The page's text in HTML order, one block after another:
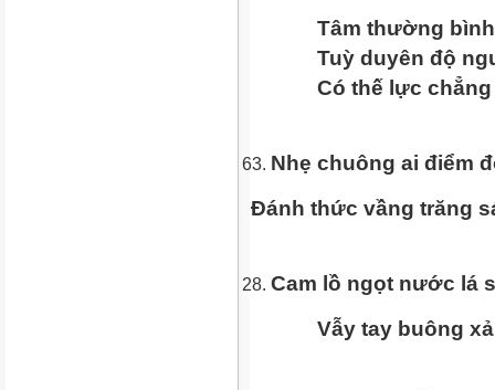
Tâm thường bình
Tuỳ duyên độ
Có thế lực chẳng ỷ
Nhẹ chuông ai điểm
Đánh thức vầng trăng
Cam lồ ngọt nước lá
Vẫy tay buông xả